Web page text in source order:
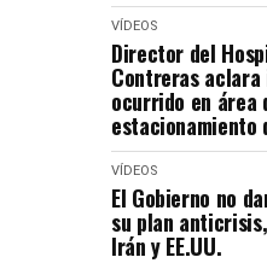
VÍDEOS
Director del
Contreras
ocurrido en área
estacionamiento
VÍDEOS
El Gobierno no
su plan
Irán y EE.UU.